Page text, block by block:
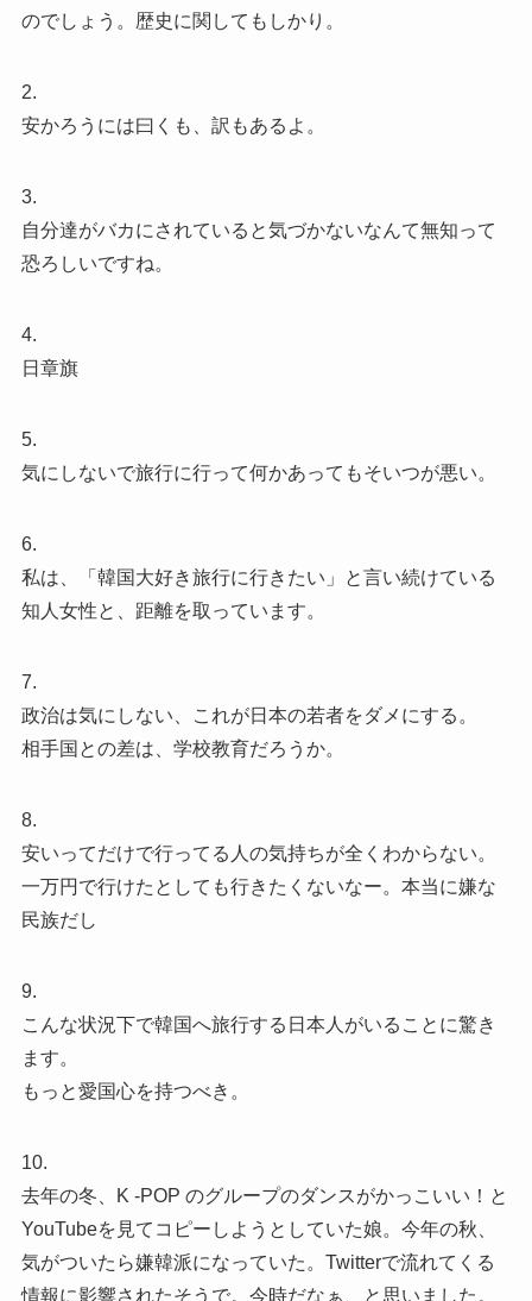
のでしょう。歴史に関してもしかり。
2.
安かろうには曰くも、訳もあるよ。
3.
自分達がバカにされていると気づかないなんて無知って
恐ろしいですね。
4.
日章旗
5.
気にしないで旅行に行って何かあってもそいつが悪い。
6.
私は、「韓国大好き旅行に行きたい」と言い続けている
知人女性と、距離を取っています。
7.
政治は気にしない、これが日本の若者をダメにする。
相手国との差は、学校教育だろうか。
8.
安いってだけで行ってる人の気持ちが全くわからない。
一万円で行けたとしても行きたくないなー。本当に嫌な
民族だし
9.
こんな状況下で韓国へ旅行する日本人がいることに驚き
ます。
もっと愛国心を持つべき。
10.
去年の冬、K -POP のグループのダンスがかっこいい！と
YouTubeを見てコピーしようとしていた娘。今年の秋、
気がついたら嫌韓派になっていた。Twitterで流れてくる
情報に影響されたそうで。今時だなぁ、と思いました。